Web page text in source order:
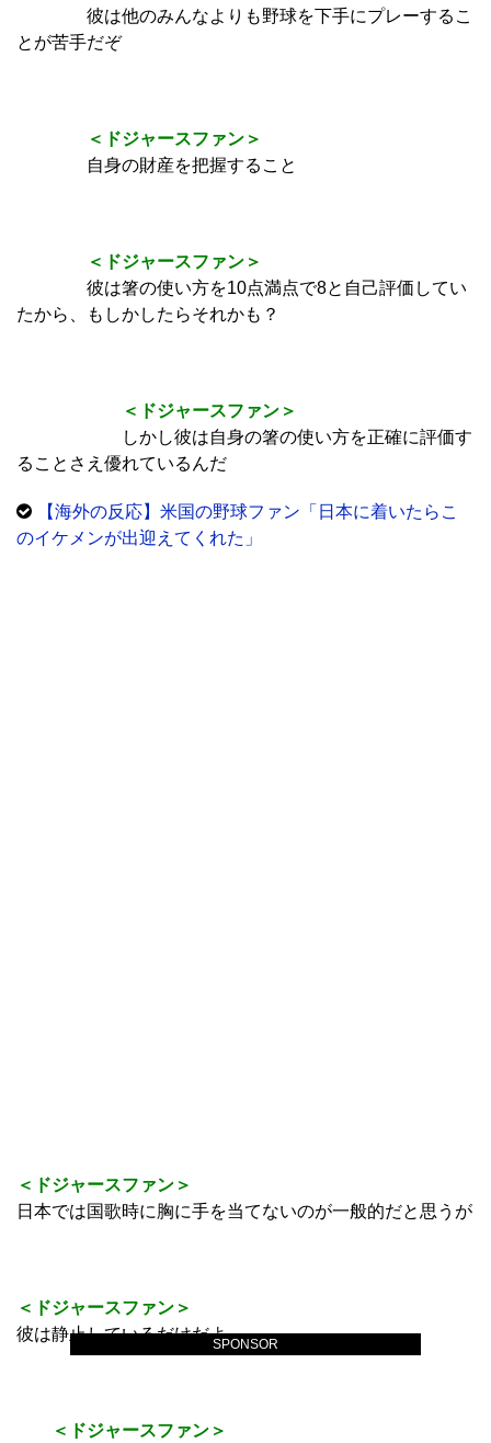
SPONSOR
彼は他のみんなよりも野球を下手にプレーするこ
とが苦手だぞ
＜ドジャースファン＞
自身の財産を把握すること
＜ドジャースファン＞
彼は箸の使い方を10点満点で8と自己評価してい
たから、もしかしたらそれかも？
＜ドジャースファン＞
しかし彼は自身の箸の使い方を正確に評価す
ることさえ優れているんだ
【海外の反応】米国の野球ファン「日本に着いたらこ
のイケメンが出迎えてくれた」
＜ドジャースファン＞
日本では国歌時に胸に手を当てないのが一般的だと思うが
＜ドジャースファン＞
彼は静止しているだけだよ
＜ドジャースファン＞